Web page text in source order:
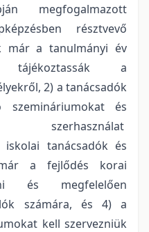
megfogalmazott
résztvevő
már a tanulmányi év
tájékoztassák a
2) a tanácsadók
szemináriumokat és
iskolai tanácsadók és
a fejlődés korai
és megfelelően
számára, és 4) a
kell szervezniük